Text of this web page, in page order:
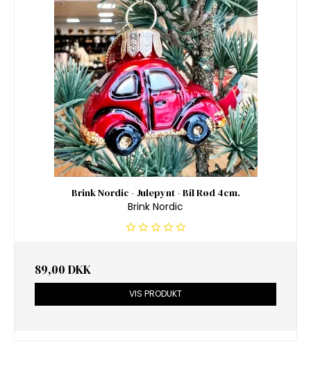
Brink Nordic - Julepynt - Bil Rød 4cm.
Brink Nordic
89,00 DKK
VIS PRODUKT